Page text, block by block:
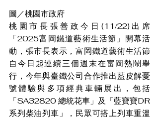
圖／桃園市政府
桃園市長張善政今日(11/22)出席
「2025富岡鐵道藝術生活節」開幕活
動，張市長表示，富岡鐵道藝術生活節
自今日起連續三個週末在富岡熱鬧舉
行，今年與臺鐵公司合作推出藍皮解憂
號體驗與多項經典車輛展出，包括
「SA32820 總統花車」及「藍寶寶DR
系列柴油列車」，民眾可搭上列車重溫